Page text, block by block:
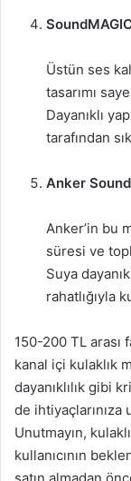
Üstün ses
tasarımı
Dayanıklı
tarafından
Anker
Anker’in bu
süresi ve
Suya
rahatlığıyla
150-200 TL arası
kanal içi kulaklık
dayanıklılık gibi
de ihtiyaçlarınıza
Unutmayın,
kullanıcının